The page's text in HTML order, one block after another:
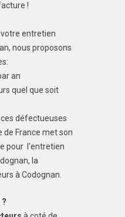
!
entretien
nous proposons
an
quel que soit
défectueuses
de France met son
pour l'entretien
la
à Codognan.